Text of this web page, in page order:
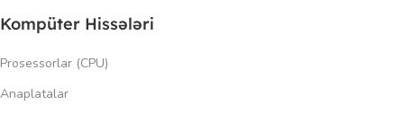
Kompüter Hissələri
Prosessorlar (CPU)
Anaplatalar